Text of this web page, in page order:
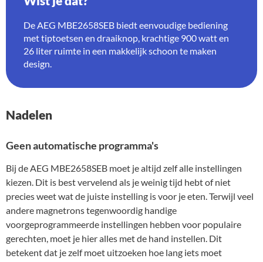
De AEG MBE2658SEB biedt eenvoudige bediening
met tiptoetsen en draaiknop, krachtige 900 watt en
26 liter ruimte in een makkelijk schoon te maken
design.
Nadelen
Geen automatische programma's
Bij de AEG MBE2658SEB moet je altijd zelf alle instellingen
kiezen. Dit is best vervelend als je weinig tijd hebt of niet
precies weet wat de juiste instelling is voor je eten. Terwijl veel
andere magnetrons tegenwoordig handige
voorgeprogrammeerde instellingen hebben voor populaire
gerechten, moet je hier alles met de hand instellen. Dit
betekent dat je zelf moet uitzoeken hoe lang iets moet